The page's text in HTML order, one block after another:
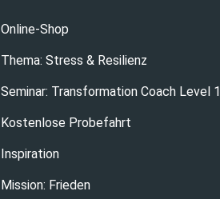
Online-Shop
Thema: Stress & Resilienz
Seminar: Transformation Coach Level 1
Kostenlose Probefahrt
Inspiration
Mission: Frieden